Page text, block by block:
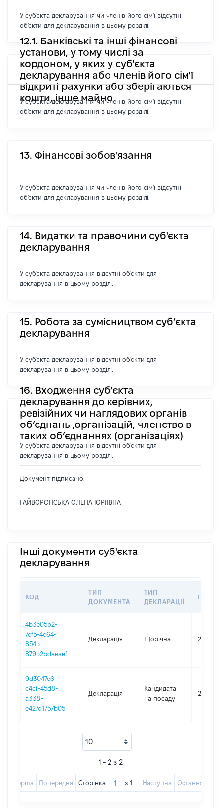
У суб'єкта декларування чи членів його сім'ї відсутні
об'єкти для декларування в цьому розділі.
12.1. Банківські та інші фінансові
установи, у тому числі за
кордоном, у яких у суб'єкта
декларування або членів його сім'ї
відкриті рахунки або зберігаються
кошти, інше майно
У суб'єкта декларування чи членів його сім'ї відсутні
об'єкти для декларування в цьому розділі.
13. Фінансові зобов'язання
У суб'єкта декларування чи членів його сім'ї відсутні
об'єкти для декларування в цьому розділі.
14. Видатки та правочини суб'єкта
декларування
У суб'єкта декларування відсутні об'єкти для
декларування в цьому розділі.
15. Робота за сумісництвом суб’єкта
декларування
У суб'єкта декларування відсутні об'єкти для
декларування в цьому розділі.
16. Входження суб’єкта
декларування до керівних,
ревізійних чи наглядових органів
об’єднань ,організацій, членство в
таких об’єднаннях (організаціях)
У суб'єкта декларування відсутні об'єкти для
декларування в цьому розділі.
Документ підписано:
ГАЙВОРОНСЬКА ОЛЕНА ЮРІЇВНА
Інші документи суб'єкта
декларування
КОД
ТИП
ДОКУМЕНТА
ТИП
ДЕКЛАРАЦІЇ
4b3e05b2-
7cf5-4c64-
854b-
879b2bdaeaef
Декларація Щорічна 2025
9d3047c6-
c4cf-45d8-
a338-
e427d1757b05
Декларація
Кандидата
на посаду
2023
1 - 2 з 2
Перша Попередня Сторінка з 1 Наступна Остання